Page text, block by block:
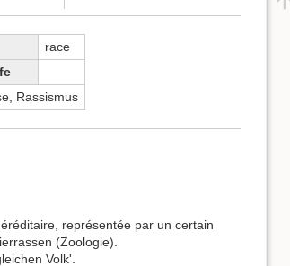
race
Rassismus
représentée par un certain
(Zoologie).
Volk'.